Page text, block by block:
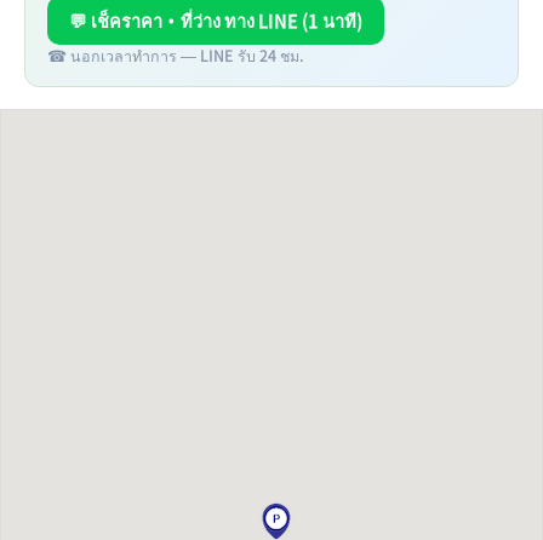
💬 เช็คราคา・ที่ว่าง ทาง LINE (1 นาที)
☎ นอกเวลาทำการ — LINE รับ 24 ชม.